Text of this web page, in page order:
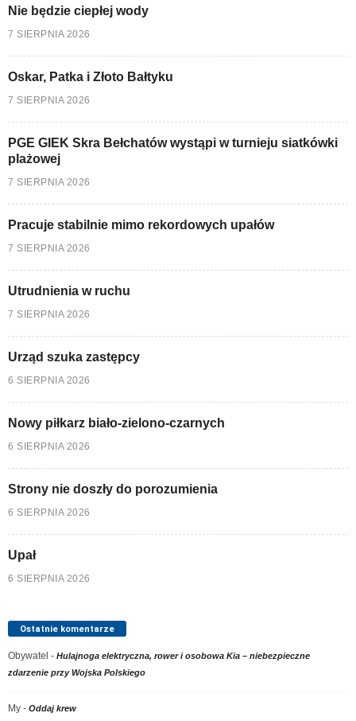
Nie będzie ciepłej wody
7 SIERPNIA 2026
Oskar, Patka i Złoto Bałtyku
7 SIERPNIA 2026
PGE GIEK Skra Bełchatów wystąpi w turnieju siatkówki
plażowej
7 SIERPNIA 2026
Pracuje stabilnie mimo rekordowych upałów
7 SIERPNIA 2026
Utrudnienia w ruchu
7 SIERPNIA 2026
Urząd szuka zastępcy
6 SIERPNIA 2026
Nowy piłkarz biało-zielono-czarnych
6 SIERPNIA 2026
Strony nie doszły do porozumienia
6 SIERPNIA 2026
Upał
6 SIERPNIA 2026
Ostatnie komentarze
Obywatel - Hulajnoga elektryczna, rower i osobowa Kia – niebezpieczne
zdarzenie przy Wojska Polskiego
My - Oddaj krew